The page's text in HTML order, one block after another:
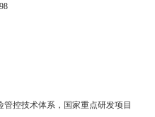
控技术体系，国家重点研发项目